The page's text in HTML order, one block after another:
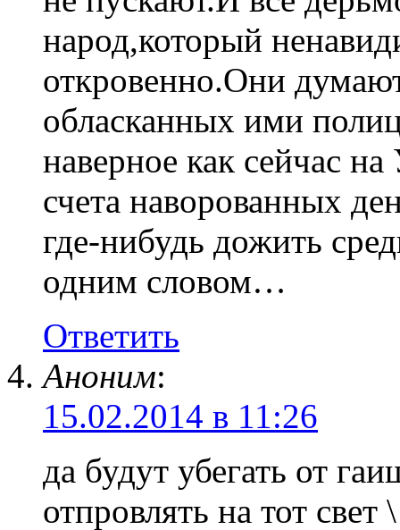
народ,который
откровенно.Они
обласканных ими
наверное как сейчас
счета наворованных
где-нибудь дожить
одним словом…
Ответить
Аноним:
15.02.2014 в 11:26
да будут убегать от
отпровлять на тот свет